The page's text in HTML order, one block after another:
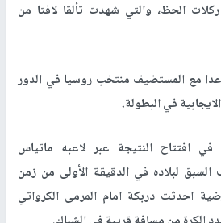
الحظ، والتي شهدت تألقا لافتا من
مع المستضيف منتخب روسيا في الدور
في البطولة.
في افتتاح النتيجة عبر لاعبه ماتياس
لبلاده في الدقيقة الأولى من زمن
احدثت دربكة امام المرمى الكرواتي